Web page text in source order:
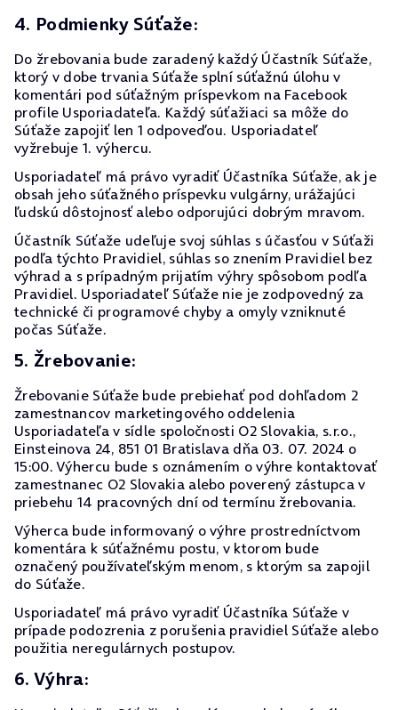
4. Podmienky Súťaže:
Do žrebovania bude zaradený každý Účastník Súťaže,
ktorý v dobe trvania Súťaže splní súťažnú úlohu v
komentári pod súťažným príspevkom na Facebook
profile Usporiadateľa. Každý súťažiaci sa môže do
Súťaže zapojiť len 1 odpoveďou. Usporiadateľ
vyžrebuje 1. výhercu.
Usporiadateľ má právo vyradiť Účastníka Súťaže, ak je
obsah jeho súťažného príspevku vulgárny, urážajúci
ľudskú dôstojnosť alebo odporujúci dobrým mravom.
Účastník Súťaže udeľuje svoj súhlas s účasťou v Súťaži
podľa týchto Pravidiel, súhlas so znením Pravidiel bez
výhrad a s prípadným prijatím výhry spôsobom podľa
Pravidiel. Usporiadateľ Súťaže nie je zodpovedný za
technické či programové chyby a omyly vzniknuté
počas Súťaže.
5. Žrebovanie:
Žrebovanie Súťaže bude prebiehať pod dohľadom 2
zamestnancov marketingového oddelenia
Usporiadateľa v sídle spoločnosti O2 Slovakia, s.r.o.,
Einsteinova 24, 851 01 Bratislava dňa 03. 07. 2024 o
15:00. Výhercu bude s oznámením o výhre kontaktovať
zamestnanec O2 Slovakia alebo poverený zástupca v
priebehu 14 pracovných dní od termínu žrebovania.
Výherca bude informovaný o výhre prostredníctvom
komentára k súťažnému postu, v ktorom bude
označený používateľským menom, s ktorým sa zapojil
do Súťaže.
Usporiadateľ má právo vyradiť Účastníka Súťaže v
prípade podozrenia z porušenia pravidiel Súťaže alebo
použitia neregulárnych postupov.
6. Výhra: